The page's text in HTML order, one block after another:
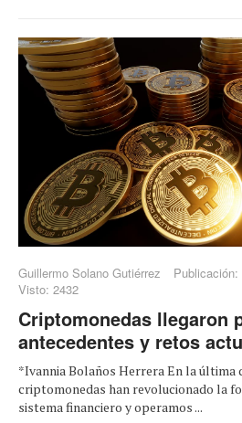
Guillermo Solano Gutiérrez
Visto: 2432
Criptomonedas llegaron
antecedentes y retos
*Ivannia Bolaños Herrera En la última
criptomonedas han revolucionado la
sistema financiero y operamos ...